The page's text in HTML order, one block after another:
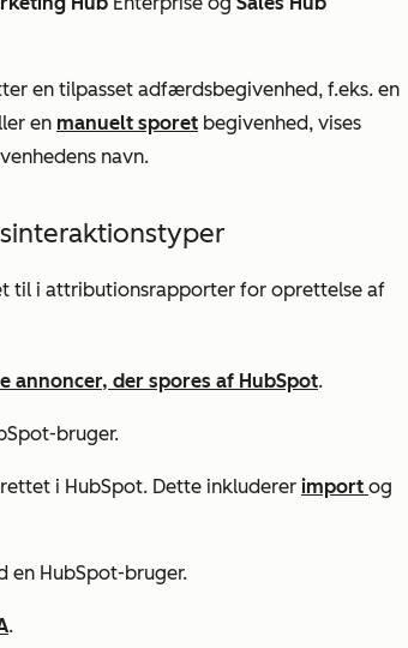
en tilpasset adfærdsbegivenhed, f.eks. en
en manuelt sporet begivenhed, vises
navn.
til i attributionsrapporter for oprettelse af
annoncer, der spores af HubSpot.
bruger.
i HubSpot. Dette inkluderer import og
en HubSpot-bruger.
.